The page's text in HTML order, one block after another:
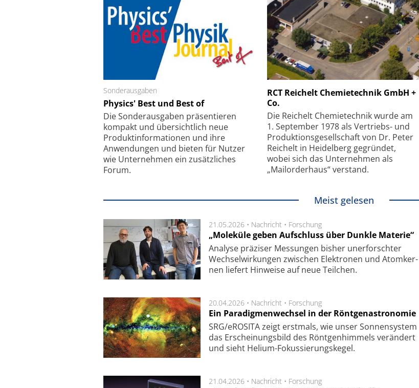
Sonderausgaben
Physics' Best und Best of
Die Sonder­ausgaben präsentieren
kompakt und übersichtlich neue
Produkt­informationen und ihre
Anwendungen und bieten für Nutzer
wie Unternehmen ein zusätzliches
Forum.
RCT Reichelt Chemietechnik GmbH +
Co.
Die Reichelt Chemietechnik wurde am
1. September 1978 als Vertriebs- und
Produktionsgesellschaft von Dr. Peter
Reichelt in Heidelberg gegründet,
wobei sich das Unternehmen als
„Mailorderhaus“ verstand.
Elektronenmikroskopie auf
kleinstem Raum
Menlo Systems GmbH
Multiphotonen-Anwendungen
Meist gelesen
21.05.2026 • Nachricht • Forschung
„Moleküle geben Aufschluss über Dunkle Materie“
Analyse prä­zi­ser Mes­sung­en bis­her un­er­for­schter
Wech­sel­wir­kung­en zwi­schen Elek­tro­nen und Atom­ker­
nen lie­fert Hin­wei­se auf neue Teil­chen.
20.04.2026 • Nachricht • Forschung
Ein Paradigmenwechsel in der Röntgenastronomie
SRG/eROSITA zeigt erst­mals, wie unser Son­nen­sys­tem
das Er­schei­nungs­bild des Rönt­gen­him­mels ver­än­dert
und sieht Helium-Fokus­sie­rungs­ke­gel.
21.04.2026 • Nachricht • Forschung